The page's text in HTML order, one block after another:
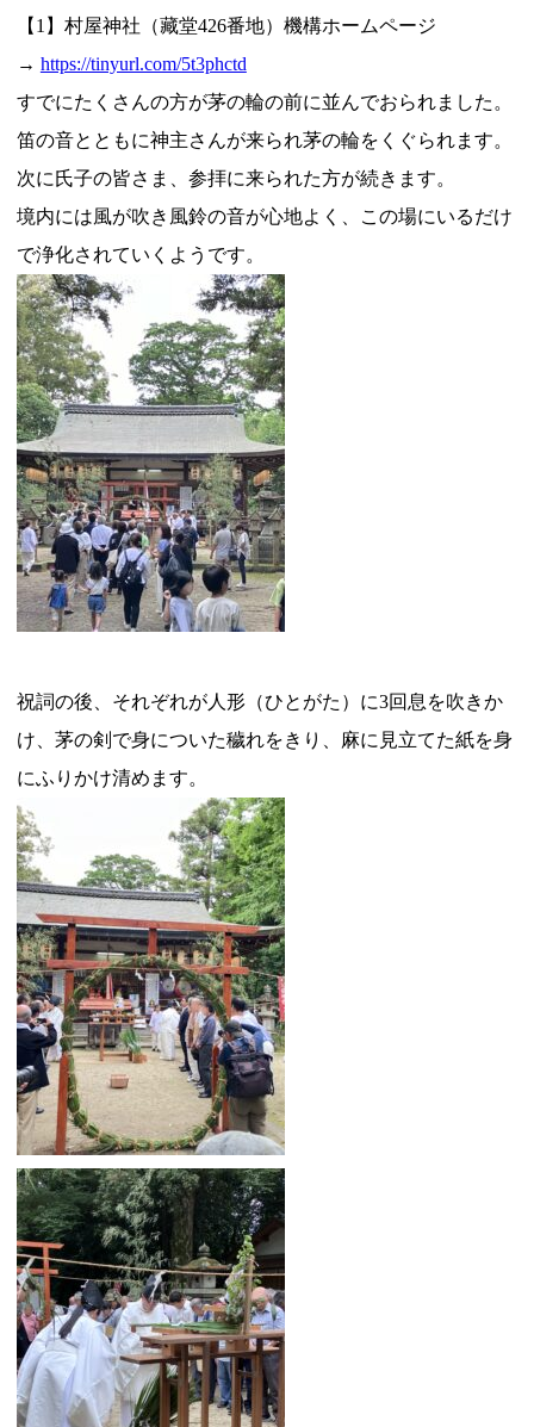
【1】村屋神社（藏堂426番地）機構ホームページ
→ https://tinyurl.com/5t3phctd
すでにたくさんの方が茅の輪の前に並んでおられました。
笛の音とともに神主さんが来られ茅の輪をくぐられます。
次に氏子の皆さま、参拝に来られた方が続きます。
境内には風が吹き風鈴の音が心地よく、この場にいるだけ
で浄化されていくようです。
祝詞の後、それぞれが人形（ひとがた）に3回息を吹きか
け、茅の剣で身についた穢れをきり、麻に見立てた紙を身
にふりかけ清めます。